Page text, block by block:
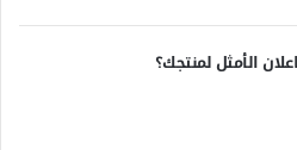
الأمثل لمنتجك؟